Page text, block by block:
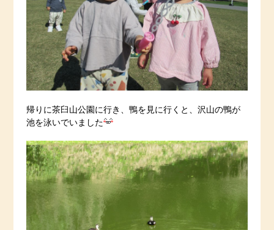
帰りに茶臼山公園に行き、鴨を見に行くと、沢山の鴨が
池を泳いでいました